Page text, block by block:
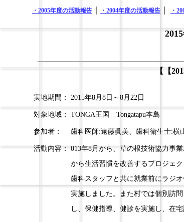
・2005年度の活動報告 ・2004年度の活動報告 ・
【【
実地期間： 2015年8月8日～8月22日
対象地域： TONGA王国 Tongatapu本島
参加者： 歯科医師:遠藤眞美、歯科衛生士:横
活動内容： 013年8月から、草の根技術協力事
から生活習慣を改善するプロジェ
歯科スタッフと共に就業前にラジ
実施しました。また村では個別訪
し、保健指導、健診を実施し、在